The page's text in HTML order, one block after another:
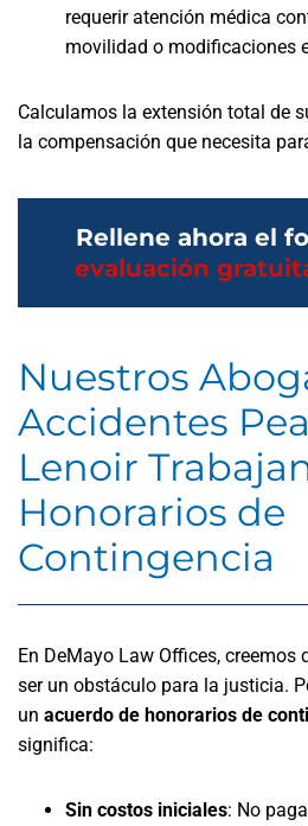
requerir atención médica
movilidad o modificaciones
Calculamos la extensión total de
la compensación que necesita
Rellene ahora el
evaluación
Nuestros
Accidentes
Lenoir
Honorarios de
Contingencia
En DeMayo Law Offices, creemos
ser un obstáculo para la justicia.
un acuerdo de honorarios de
significa:
Sin costos iniciales: No